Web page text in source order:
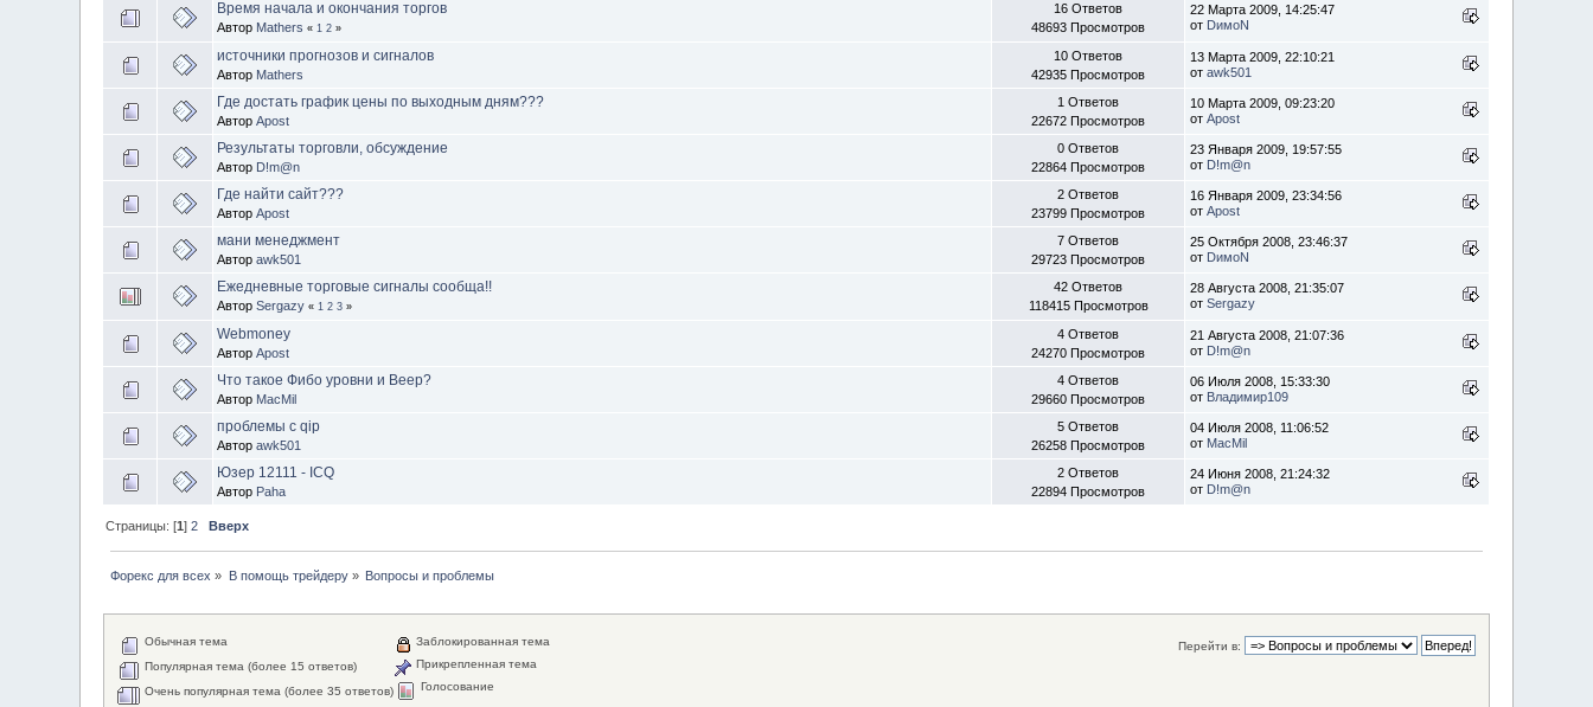
Время начала и окончания торгов
Автор Mathers « 1 2 »
16 Ответов
48693 Просмотров
22 Марта 2009, 14:25:47
от DимоN
источники прогнозов и сигналов
Автор Mathers
10 Ответов
42935 Просмотров
13 Марта 2009, 22:10:21
отawk501
Где достать график цены по выходным дням???
АвторApost
1 Ответов
22672 Просмотров
10 Марта 2009, 09:23:20
отApost
Результаты торговли, обсуждение
Автор D!m@n
0 Ответов
22864 Просмотров
23 Января 2009, 19:57:55
от D!m@n
Где найти сайт???
АвторApost
2 Ответов
23799 Просмотров
16 Января 2009, 23:34:56
отApost
мани менеджмент
Авторawk501
7 Ответов
29723 Просмотров
25 Октября 2008, 23:46:37
от DимоN
Ежедневные торговые сигналы сообща!!
АвторSergazy « 1 2 3 »
42 Ответов
118415 Просмотров
28 Августа 2008, 21:35:07
отSergazy
Webmoney
АвторApost
4 Ответов
24270 Просмотров
21 Августа 2008, 21:07:36
от D!m@n
Что такое Фибо уровни и Веер?
Автор MacMil
4 Ответов
29660 Просмотров
06 Июля 2008, 15:33:30
от Владимир109
проблемы с qip
Авторawk501
5 Ответов
26258 Просмотров
04 Июля 2008, 11:06:52
от MacMil
Юзер 12111 - ICQ
Автор Paha
2 Ответов
22894 Просмотров
24 Июня 2008, 21:24:32
от D!m@n
Страницы: [1]2 Вверх
Форекс для всех » В помощь трейдеру» Вопросы и проблемы
Перейти в:
Обычная тема
Популярная тема (более 15 ответов)
Очень популярная тема (более 35 ответов)
Заблокированная тема
Прикрепленная тема
Голосование